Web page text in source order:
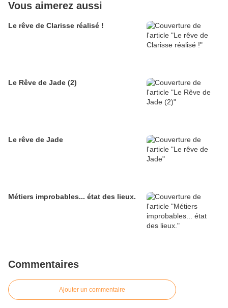
Vous aimerez aussi
Le rêve de Clarisse réalisé !
Le Rêve de Jade (2)
Le rêve de Jade
Métiers improbables... état des lieux.
Commentaires
Ajouter un commentaire